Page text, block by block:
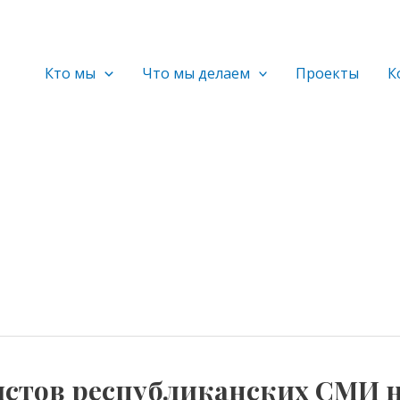
Кто мы Что мы делаем Проекты
республиканских СМИ